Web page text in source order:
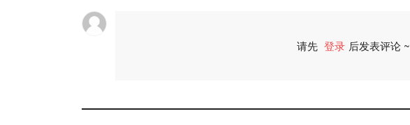
请先 登录 后发表评论 ~